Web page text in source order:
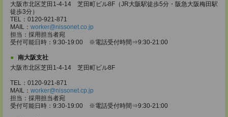
大阪市北区芝田1-4-14 芝田町ビル8F（JR大阪駅徒歩5分・阪急大阪梅田駅
徒歩3分）
TEL：0120-921-871
MAIL： worker@nissonet.co.jp
担当：採用担当者宛
受付可能日時：9:30-19:00 ※電話受付時間⇒9:30-21:00
南大阪支社
大阪市北区芝田1-4-14 芝田町ビル8F
TEL：0120-921-871
MAIL： worker@nissonet.cp.jp
担当：採用担当者宛
受付可能日時：9:30-19:00 ※電話受付時間⇒9:30-21:00